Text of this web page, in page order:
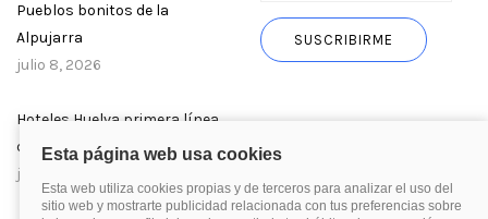
Pueblos bonitos de la
Alpujarra
julio 8, 2026
Hoteles Huelva primera línea
de playa
julio 1, 2026